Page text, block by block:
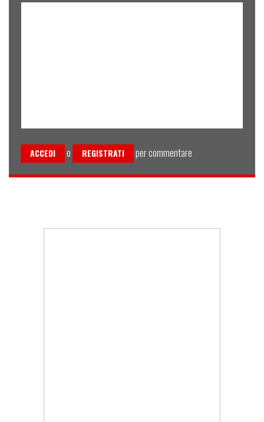
ACCEDI o REGISTRATI per commentare